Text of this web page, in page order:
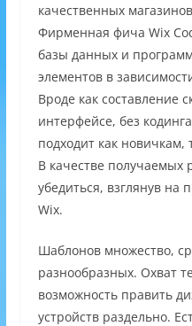
качественных
Фирменная фича Wix
базы данных и
элементов в
Вроде как составление
интерфейсе, без
подходит как новичкам,
В качестве получаемых
убедиться, взглянув на
Wix.
Шаблонов множество,
разнообразных. Охват
возможность править
устройств раздельно.